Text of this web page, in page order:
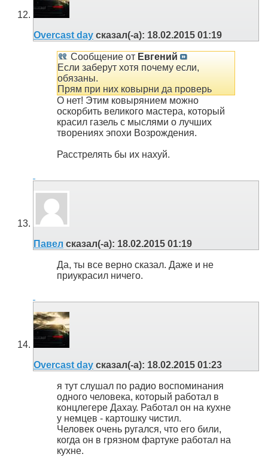
Overcast day сказал(-а): 18.02.2015 01:19
Сообщение от Евгений
Если заберут хотя почему если,
обязаны.
Прям при них ковырни да проверь
О нет! Этим ковырянием можно
оскорбить великого мастера, который
красил газель с мыслями о лучших
творениях эпохи Возрождения.
Расстрелять бы их нахуй.
Павел сказал(-а): 18.02.2015 01:19
Да, ты все верно сказал. Даже и не
приукрасил ничего.
Overcast day сказал(-а): 18.02.2015 01:23
я тут слушал по радио воспоминания
одного человека, который работал в
концлегере Дахау. Работал он на кухне
у немцев - картошку чистил.
Человек очень ругался, что его били,
когда он в грязном фартуке работал на
кухне.